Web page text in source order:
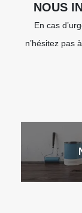
NOUS
En cas
n’hésitez pas